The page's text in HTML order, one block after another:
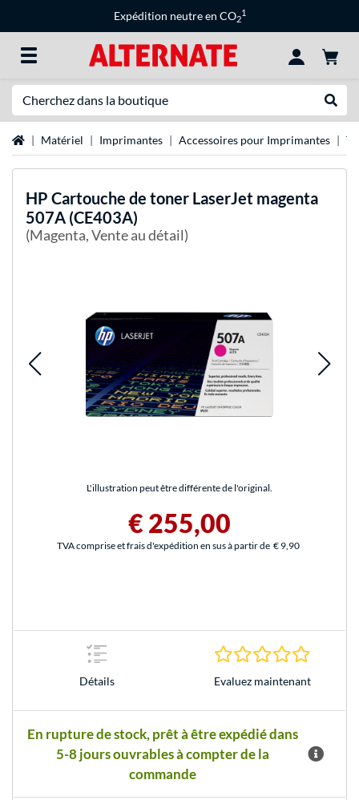
Expédition neutre en CO2
1
Page d'accueil
Matériel Imprimantes Accessoires pour Imprimantes
HP Cartouche de toner LaserJet magenta
507A (CE403A)
(Magenta, Vente au détail)
L'illustration peut être différente de l'original.
€ 255,00
TVA comprise et frais d'expédition en sus à partir de € 9,90
Détails Evaluez maintenant
En rupture de stock, prêt à être expédié dans
5-8 jours ouvrables à compter de la
commande